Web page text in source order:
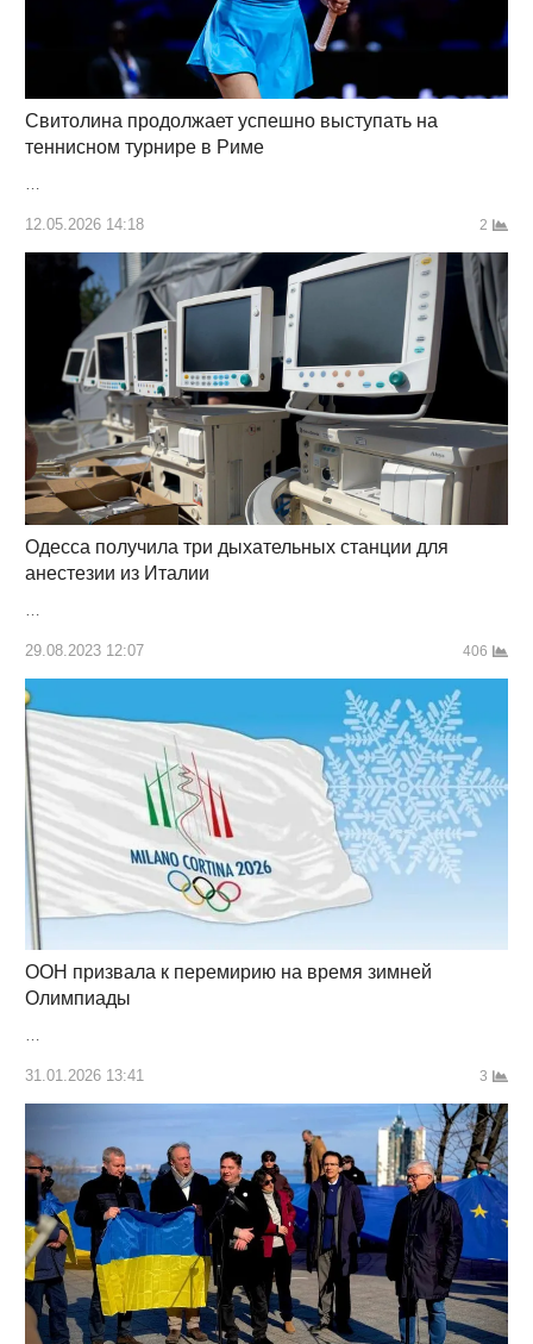
Свитолина продолжает успешно выступать на
теннисном турнире в Риме
…
12.05.2026 14:18 2
Одесса получила три дыхательных станции для
анестезии из Италии
29.08.2023 12:07 406
ООН призвала к перемирию на время зимней
Олимпиады
…
31.01.2026 13:41 3